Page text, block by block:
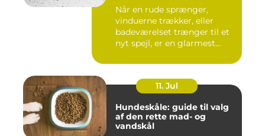
Når en rude sprænger,
vinduerne trækker, eller
badeværelset trænger til et
nyt spejl, er en glarmest...
11. Jul
Hundeskåle: guide til valg
af den rette mad- og
vandskål